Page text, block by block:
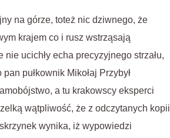
na górze, toteż nic dziwnego, że
krajem co i rusz wstrząsają
nie ucichły echa precyzyjnego strzału,
pułkownik Mikołaj Przybył
a tu krakowscy eksperci
wątpliwość, że z odczytanych kopii
wynika, iż wypowiedzi